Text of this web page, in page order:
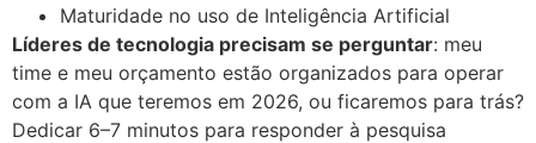
Maturidade no uso de Inteligência Artificial
Líderes de tecnologia precisam se perguntar: meu
time e meu orçamento estão organizados para operar
com a IA que teremos em 2026, ou ficaremos para trás?
Dedicar 6–7 minutos para responder à pesquisa